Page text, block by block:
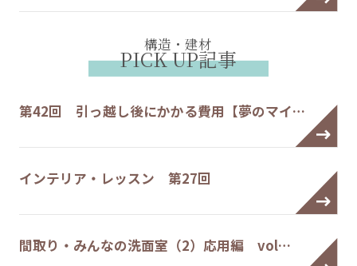
構造・建材
PICK UP記事
第42回 引っ越し後にかかる費用【夢のマイ…
インテリア・レッスン 第27回
間取り・みんなの洗面室（2）応用編 vol…